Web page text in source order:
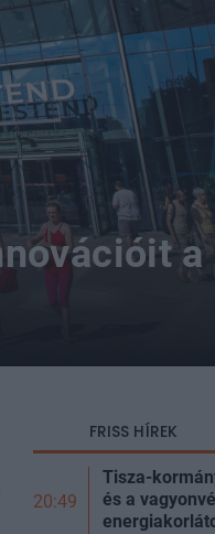
a
FRISS HÍREK
20:49
Tisza-
és a